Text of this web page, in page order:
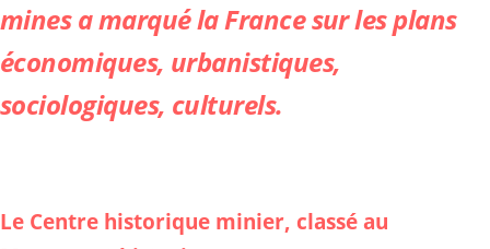
mines a marqué la France sur les plans
économiques, urbanistiques,
sociologiques, culturels.
Le Centre historique minier, classé au